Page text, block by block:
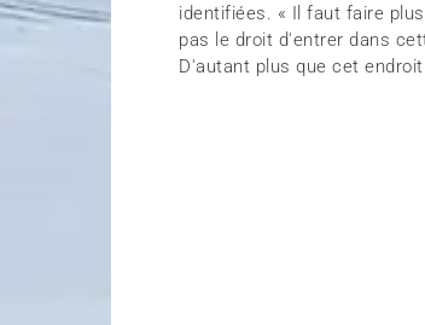
identifiées. « Il faut faire
pas le droit d'entrer dans
D'autant plus que cet